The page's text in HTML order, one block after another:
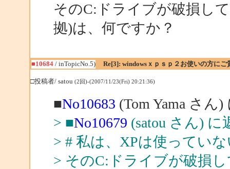
そのC:ドライブが破損し
拠)は、何ですか？
■10684/ inTopicNo.5) Re[3]: windowsｘｐｓｐ２お使いの方にご
□投稿者/ satou (2回)-(2007/11/23(Fri) 20:21:36)
■No10683 (Tom Yama さん)
> ■No10679 (satou さん) に
> # 私は、XPは使ってい
> そのC:ドライブが破損